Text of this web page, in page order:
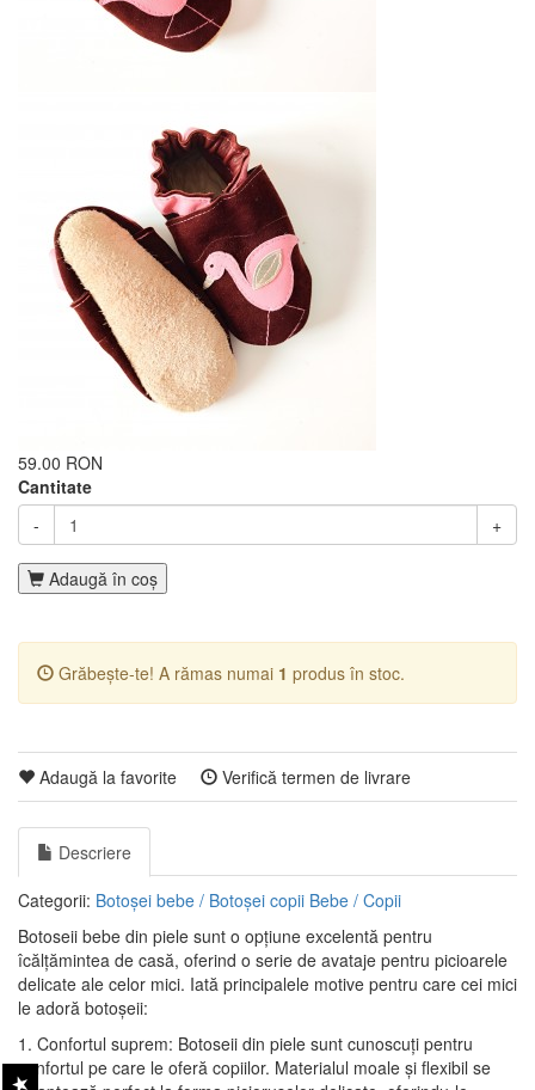
59.00 RON
Cantitate
-
+
Adaugă în coş
Grăbește-te! A rămas numai 1 produs în stoc.
Adaugă la favorite Verifică termen de livrare
Descriere
Categorii: Botoșei bebe / Botoșei copii Bebe / Copii
Botoseii bebe din piele sunt o opțiune excelentă pentru
îcălțămintea de casă, oferind o serie de avataje pentru picioarele
delicate ale celor mici. Iată principalele motive pentru care cei mici
le adoră botoșeii:
1. Confortul suprem: Botoseii din piele sunt cunoscuți pentru
confortul pe care le oferă copiilor. Materialul moale și flexibil se